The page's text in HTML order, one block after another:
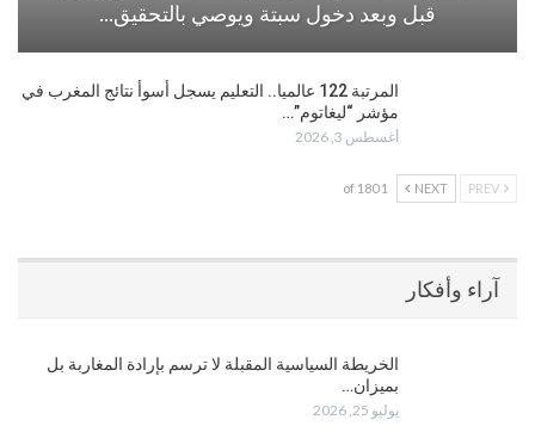
قبل وبعد دخول سبتة ويوصي بالتحقيق…
المرتبة 122 عالميا.. التعليم يسجل أسوأ نتائج المغرب في
مؤشر “ليغاتوم”…
أغسطس 3, 2026
NEXT
1 of 180
آراء وأفكار
الخريطة السياسية المقبلة لا ترسم بإرادة المغاربة بل
بميزان…
يوليو 25, 2026